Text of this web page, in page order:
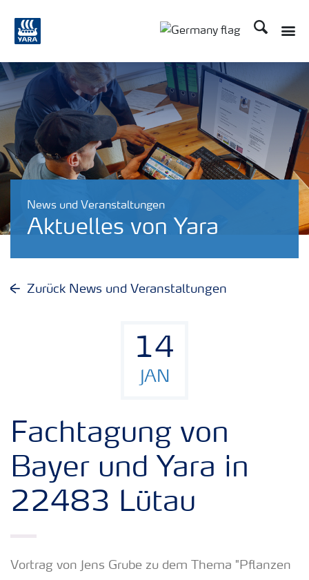
Suchen
News und Veranstaltungen
Aktuelles von Yara
Zurück News und Veranstaltungen
14
JAN
Fachtagung von
Bayer und Yara in
22483 Lütau
Vortrag von Jens Grube zu dem Thema "Pflanzen